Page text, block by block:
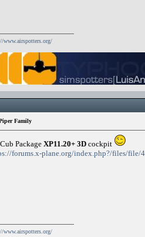
www.airspotters.org/
Family
PackageXP11.20+ 3D cockpit
forums.x-plane.org/index.php?/files/file/
www.airspotters.org/